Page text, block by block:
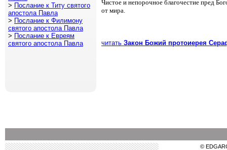
Чистое и непорочное благочестие пред
от мира.
читать Закон Божий протоиерея
> Послание к Титу святого
апостола Павла
> Послание к Филимону
святого апостола Павла
> Послание к Евреям
святого апостола Павла
©